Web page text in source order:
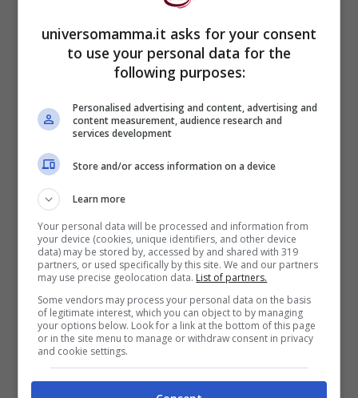
Unimamme, voi cosa ne pensate diquesta
storia che viene raccontata sul New York
Noi vi lasciamo con il caso di una
arrestata per aver lasciato la figlia in auto.
universomamma.it asks for your consent
to use your personal data for the
following purposes:
Personalised advertising and content, advertising and
content measurement, audience research and
services development
Store and/or access information on a device
Learn more
Your personal data will be processed and information from
your device (cookies, unique identifiers, and other device
data) may be stored by, accessed by and shared with 319
partners, or used specifically by this site. We and our partners
may use precise geolocation data. List of partners.
Some vendors may process your personal data on the basis
of legitimate interest, which you can object to by managing
your options below. Look for a link at the bottom of this page
or in the site menu to manage or withdraw consent in privacy
and cookie settings.